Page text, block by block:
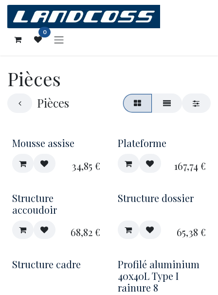
Se rendre au contenu
0
Pièces
Pièces
Mousse assise
34,85 €
Plateforme
167,74€
Structure
accoudoir
68,82€
Structure dossier
65,38 €
Structure cadre
Profilé aluminium
40x40L Type I
rainure 8